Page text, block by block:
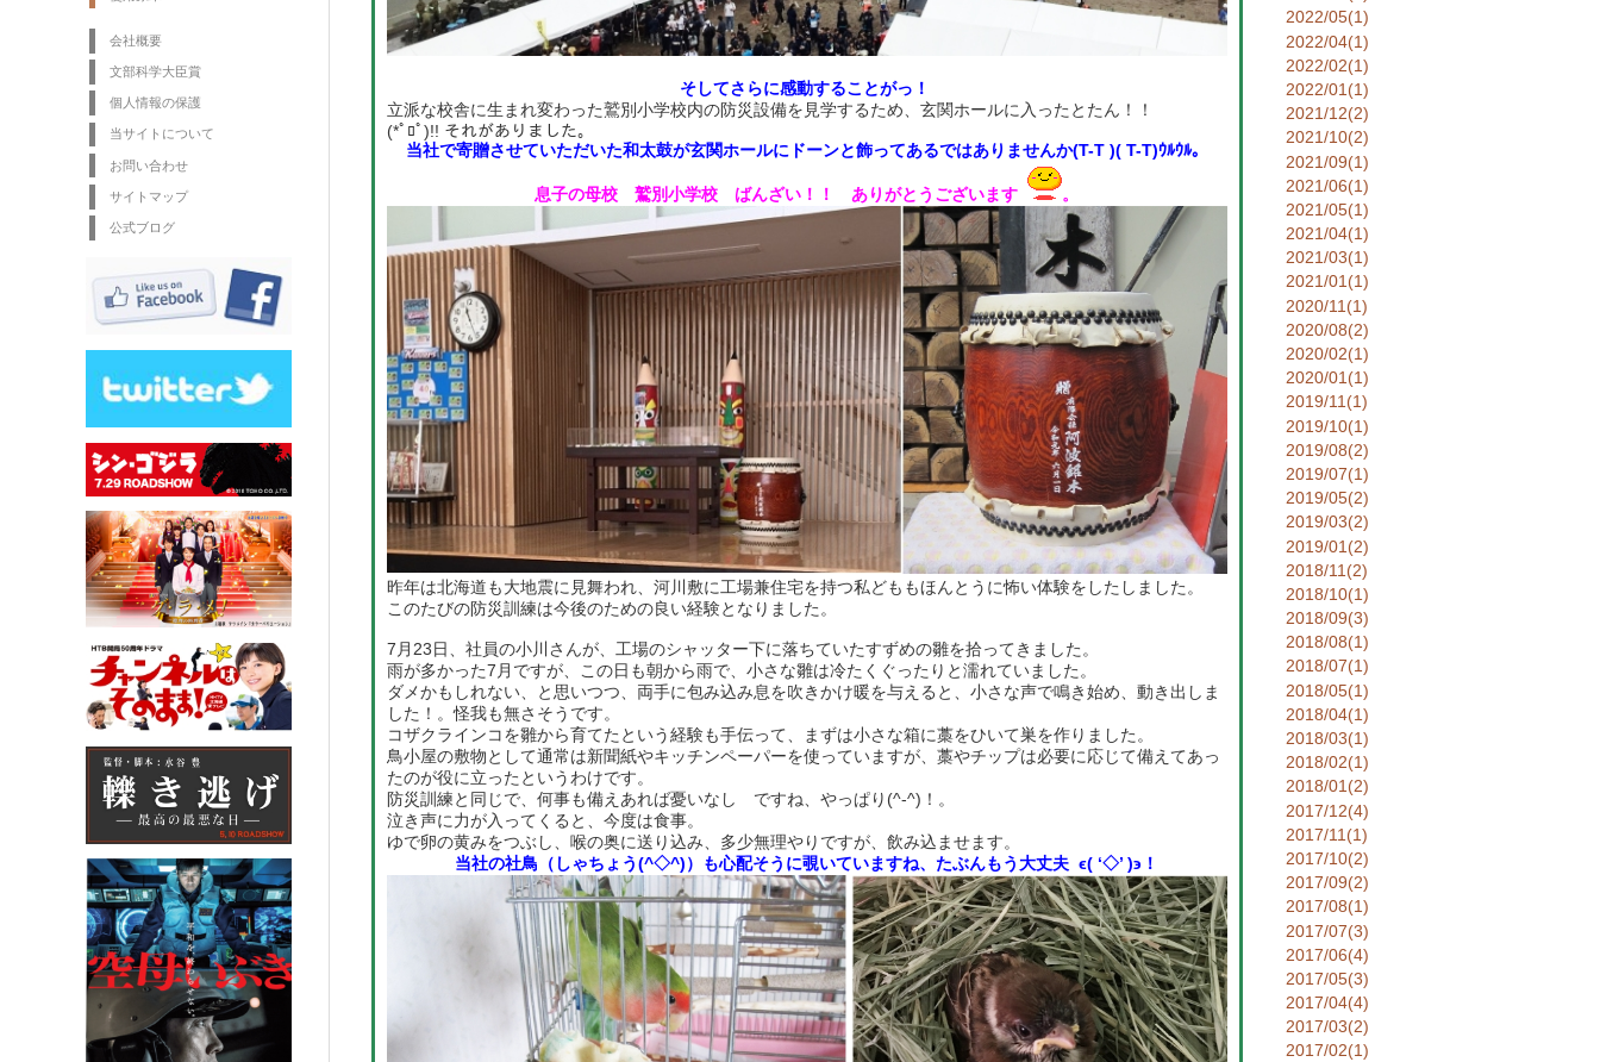
会社概要
文部科学大臣賞
個人情報の保護
当サイトについて
お問い合わせ
サイトマップ
公式ブログ
そしてさらに感動することがっ！
立派な校舎に生まれ変わった鷲別小学校内の防災設備を見学するため、玄関ホールに入ったとたん！！
(*ﾟﾛﾟ)!! それがありました。
当社で寄贈させていただいた和太鼓が玄関ホールにドーンと飾ってあるではありませんか(T-T )( T-T)ｳﾙｳﾙ。
息子の母校 鷲別小学校 ばんざい！！ ありがとうございます 。
昨年は北海道も大地震に見舞われ、河川敷に工場兼住宅を持つ私どももほんとうに怖い体験をしたしました。
このたびの防災訓練は今後のための良い経験となりました。
7月23日、社員の小川さんが、工場のシャッター下に落ちていたすずめの雛を拾ってきました。
雨が多かった7月ですが、この日も朝から雨で、小さな雛は冷たくぐったりと濡れていました。
ダメかもしれない、と思いつつ、両手に包み込み息を吹きかけ暖を与えると、小さな声で鳴き始め、動き出しま
した！。怪我も無さそうです。
コザクラインコを雛から育てたという経験も手伝って、まずは小さな箱に藁をひいて巣を作りました。
鳥小屋の敷物として通常は新聞紙やキッチンペーパーを使っていますが、藁やチップは必要に応じて備えてあっ
たのが役に立ったというわけです。
防災訓練と同じで、何事も備えあれば憂いなし ですね、やっぱり(^-^)！。
泣き声に力が入ってくると、今度は食事。
ゆで卵の黄みをつぶし、喉の奥に送り込み、多少無理やりですが、飲み込ませます。
当社の社鳥（しゃちょう(^◇^)）も心配そうに覗いていますね、たぶんもう大丈夫 ϵ( ‘◇’ )϶！
2022/05(1)
2022/04(1)
2022/02(1)
2022/01(1)
2021/12(2)
2021/10(2)
2021/09(1)
2021/06(1)
2021/05(1)
2021/04(1)
2021/03(1)
2021/01(1)
2020/11(1)
2020/08(2)
2020/02(1)
2020/01(1)
2019/11(1)
2019/10(1)
2019/08(2)
2019/07(1)
2019/05(2)
2019/03(2)
2019/01(2)
2018/11(2)
2018/10(1)
2018/09(3)
2018/08(1)
2018/07(1)
2018/05(1)
2018/04(1)
2018/03(1)
2018/02(1)
2018/01(2)
2017/12(4)
2017/11(1)
2017/10(2)
2017/09(2)
2017/08(1)
2017/07(3)
2017/06(4)
2017/05(3)
2017/04(4)
2017/03(2)
2017/02(1)